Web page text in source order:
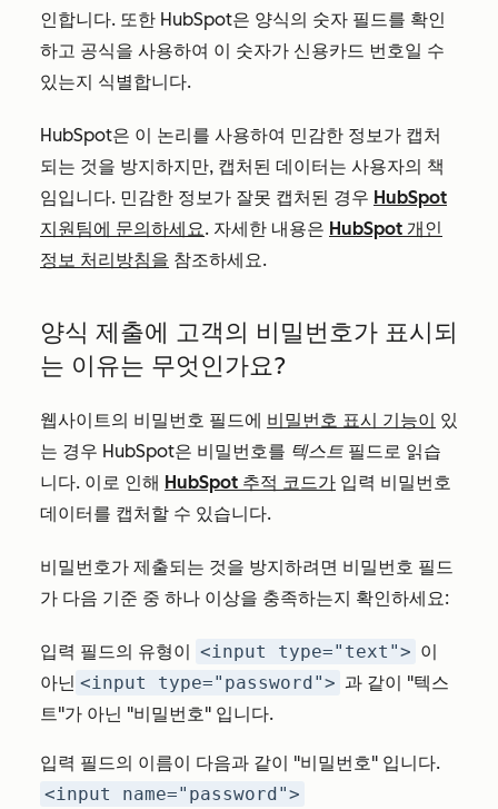
인합니다. 또한 HubSpot은 양식의 숫자 필드를 확인
하고 공식을 사용하여 이 숫자가 신용카드 번호일 수
있는지 식별합니다.
HubSpot은 이 논리를 사용하여 민감한 정보가 캡처
되는 것을 방지하지만, 캡처된 데이터는 사용자의 책
임입니다. 민감한 정보가 잘못 캡처된 경우 HubSpot
지원팀에 문의하세요. 자세한 내용은 HubSpot 개인
정보 처리방침을 참조하세요.
양식 제출에 고객의 비밀번호가 표시되
는 이유는 무엇인가요?
웹사이트의 비밀번호 필드에 비밀번호 표시 기능이 있
는 경우 HubSpot은 비밀번호를 텍스트 필드로 읽습
니다. 이로 인해 HubSpot 추적 코드가 입력 비밀번호
데이터를 캡처할 수 있습니다.
비밀번호가 제출되는 것을 방지하려면 비밀번호 필드
가 다음 기준 중 하나 이상을 충족하는지 확인하세요:
입력 필드의 유형이 <input type="text"> 이
아닌 <input type="password"> 과 같이 "텍스
트"가 아닌 "비밀번호" 입니다.
입력 필드의 이름이 다음과 같이 "비밀번호" 입니다.
<input name="password">